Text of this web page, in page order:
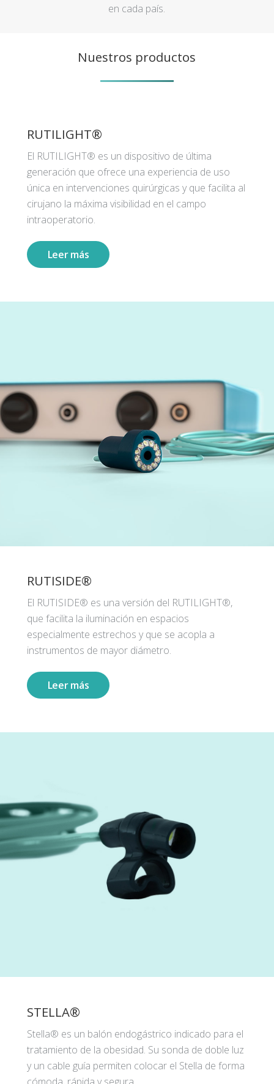
en cada país.
Nuestros productos
RUTILIGHT®
El RUTILIGHT® es un dispositivo de última
generación que ofrece una experiencia de uso
única en intervenciones quirúrgicas y que facilita al
cirujano la máxima visibilidad en el campo
intraoperatorio.
Leer más
RUTISIDE®
El RUTISIDE® es una versión del RUTILIGHT®,
que facilita la iluminación en espacios
especialmente estrechos y que se acopla a
instrumentos de mayor diámetro.
Leer más
STELLA®
Stella® es un balón endogástrico indicado para el
tratamiento de la obesidad. Su sonda de doble luz
y un cable guía permiten colocar el Stella de forma
cómoda, rápida y segura.